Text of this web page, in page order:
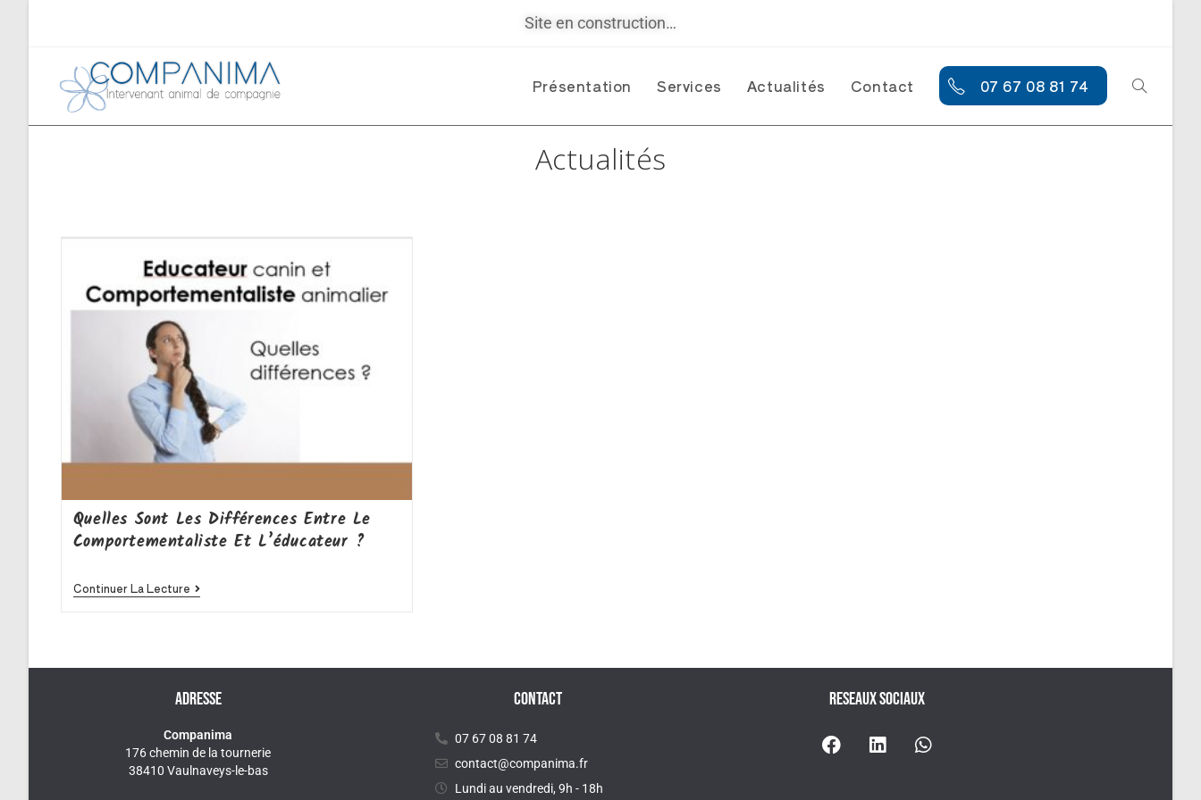
Site en construction…
Présentation Services Actualités Contact 07 67 08 81 74
Actualités
Quelles Sont Les Différences Entre Le
Comportementaliste Et L’éducateur ?
Continuer La Lecture
ADRESSE
Companima
176 chemin de la tournerie
38410 Vaulnaveys-le-bas
CONTACT
07 67 08 81 74
contact@companima.fr
Lundi au vendredi, 9h - 18h
RESEAUX SOCIAUX